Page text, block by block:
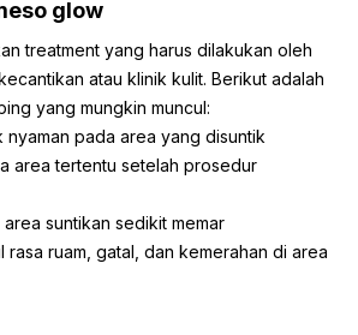
glow
treatment yang harus dilakukan oleh
atau klinik kulit. Berikut adalah
yang mungkin muncul:
nyaman pada area yang disuntik
area tertentu setelah prosedur
suntikan sedikit memar
rasa ruam, gatal, dan kemerahan di area